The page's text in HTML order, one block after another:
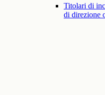
Titolari di
di direzione